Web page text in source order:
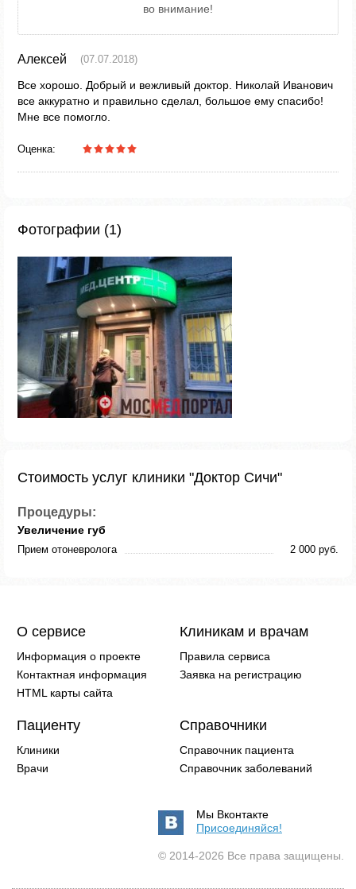
во внимание!
Алексей (07.07.2018)
Все хорошо. Добрый и вежливый доктор. Николай Иванович
все аккуратно и правильно сделал, большое ему спасибо!
Мне все помогло.
Оценка:
Фотографии (1)
Стоимость услуг клиники "Доктор Сичи"
Процедуры:
Увеличение губ
Прием отоневролога 2 000 руб.
О сервисе
Информация о проекте
Контактная информация
HTML карты сайта
Клиникам и врачам
Правила сервиса
Заявка на регистрацию
Пациенту
Клиники
Врачи
Справочники
Справочник пациента
Справочник заболеваний
Мы Вконтакте
Присоединяйся!
© 2014-2026 Все права защищены.